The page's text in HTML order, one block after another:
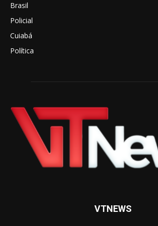
Brasil
Policial
Cuiabá
Política
VTNEWS